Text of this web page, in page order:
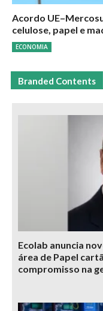
Acordo
celulose, papel e
ECONOMIA
Branded Contents
Ecolab anuncia
área de Papel
compromisso na